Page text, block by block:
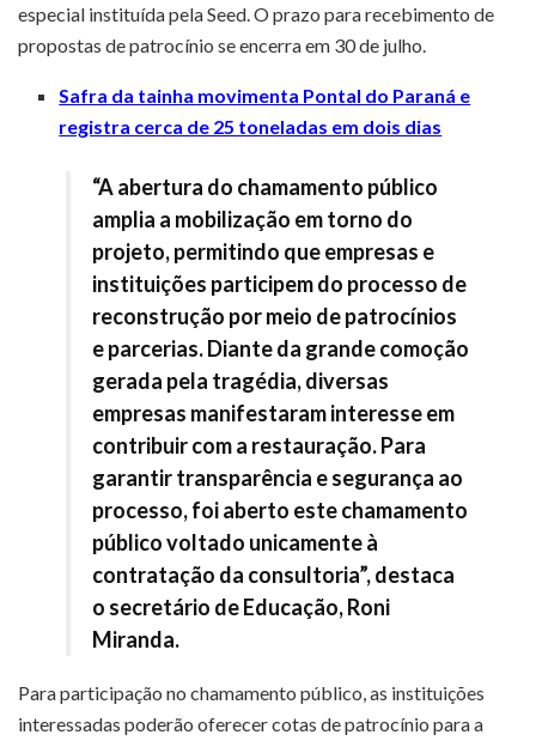
especial instituída pela Seed. O prazo para recebimento de
propostas de patrocínio se encerra em 30 de julho.
Safra da tainha movimenta Pontal do Paraná e
registra cerca de 25 toneladas em dois dias
“A abertura do chamamento público
amplia a mobilização em torno do
projeto, permitindo que empresas e
instituições participem do processo de
reconstrução por meio de patrocínios
e parcerias. Diante da grande comoção
gerada pela tragédia, diversas
empresas manifestaram interesse em
contribuir com a restauração. Para
garantir transparência e segurança ao
processo, foi aberto este chamamento
público voltado unicamente à
contratação da consultoria”, destaca
o secretário de Educação, Roni
Miranda.
Para participação no chamamento público, as instituições
interessadas poderão oferecer cotas de patrocínio para a